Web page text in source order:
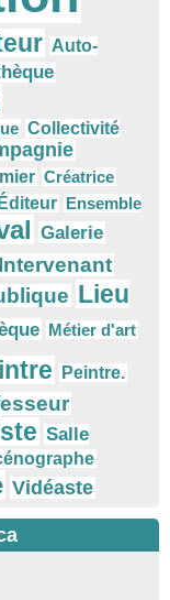
Auto-
Collectivité
Créatrice
Éditeur Ensemble
Galerie
Intervenant
Lieu
Métier d'art
Peintre.
Salle
Vidéaste